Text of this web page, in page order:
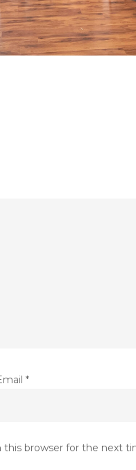
*
this browser for the next